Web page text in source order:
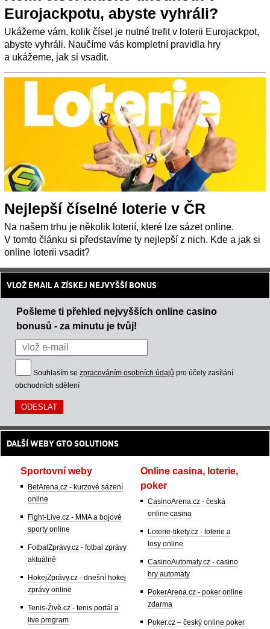
Eurojackpotu, abyste vyhráli?
Ukážeme vám, kolik čísel je nutné trefit v loterii Eurojackpot,
abyste vyhráli. Naučíme vás kompletní pravidla hry
a ukážeme, jak si vsadit.
Nejlepší číselné loterie v ČR
Na našem trhu je několik loterií, které lze sázet online.
V tomto článku si představíme ty nejlepší z nich. Kde a jak si
online loterii vsadit?
VLOŽ EMAIL A ZÍSKEJ NEJVYŠŠÍ BONUS
Pošleme ti přehled nejvyšších online casino
bonusů - za minutu je tvůj!
Souhlasím se zpracováním osobních údajů pro účely zasílání
obchodních sdělení
DALŠÍ WEBY GTO SOLUTIONS
Sportovní weby
BetArena.cz - kurzové sázení
online
Fight-Live.cz - MMA a bojové
sporty online
FotbalZprávy.cz - fotbal zprávy
aktuálně
HokejZprávy.cz - dnešní hokej
zprávy online
Tenis-Živě.cz - tenis portál a
live program
Online casina, loterie,
poker
CasinoArena.cz - česká
online casina
Loterie-tikety.cz - loterie a
losy online
CasinoAutomaty.cz - casino
hry automaty
PokerArena.cz - poker online
zdarma
Poker.cz – český online poker